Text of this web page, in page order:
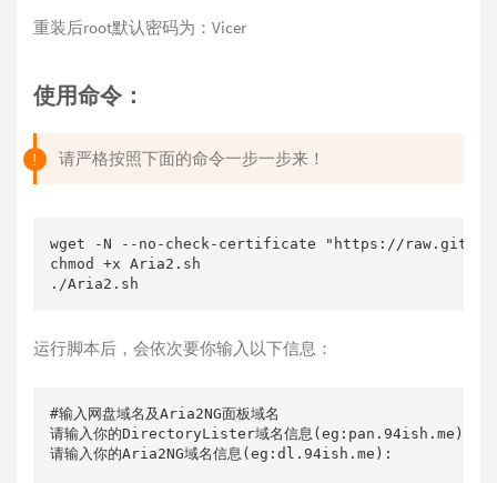
重装后root默认密码为：Vicer
使用命令：
请严格按照下面的命令一步一步来！
wget -N --no-check-certificate "https://
chmod +x Aria2.sh
./Aria2.sh
运行脚本后，会依次要你输入以下信息：
#输入网盘域名及Aria2NG面板域名
请输入你的DirectoryLister域名信息(eg:pan.94ish.me):
请输入你的Aria2NG域名信息(eg:dl.94ish.me):